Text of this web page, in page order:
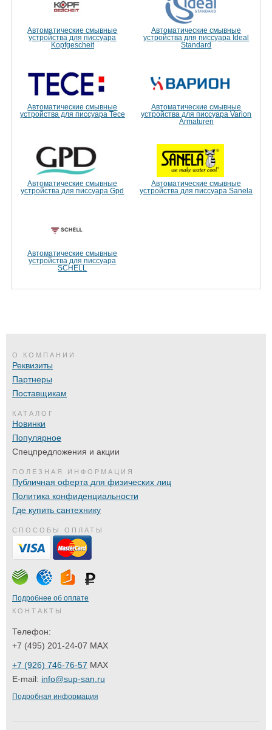
Автоматические смывные
устройства для писсуара
Kopfgescheit
Автоматические смывные
устройства для писсуара Ideal
Standard
Автоматические смывные
устройства для писсуара Tece
Автоматические смывные
устройства для писсуара Varion
Armaturen
Автоматические смывные
устройства для писсуара Gpd
Автоматические смывные
устройства для писсуара Sanela
Автоматические смывные
устройства для писсуара
SCHELL
О КОМПАНИИ
Реквизиты
Партнеры
Поставщикам
КАТАЛОГ
Новинки
Популярное
Спецпредложения и акции
ПОЛЕЗНАЯ ИНФОРМАЦИЯ
Публичная оферта для физических лиц
Политика конфиденциальности
Где купить сантехнику
СПОСОБЫ ОПЛАТЫ
Подробнее об оплате
КОНТАКТЫ
Телефон:
+7 (495) 201-24-07 MAX
+7 (926) 746-76-57 MAX
E-mail: info@sup-san.ru
Подробная информация